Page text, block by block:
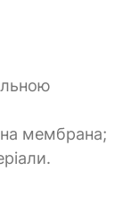
мембрана;